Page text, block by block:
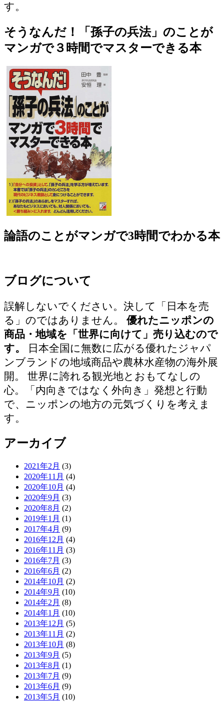
す。
そうなんだ！「孫子の兵法」のことが
マンガで３時間でマスターできる本
論語のことがマンガで3時間でわかる本
ブログについて
誤解しないでください。決して「日本を売
る」のではありません。優れたニッポンの
商品・地域を「世界に向けて」売り込むので
す。
日本全国に無数に広がる優れたジャパ
ンブランドの地域商品や農林水産物の海外展
開。 世界に誇れる観光地とおもてなしの
心。「内向きではなく外向き」発想と行動
で、ニッポンの地方の元気づくりを考えま
す。
アーカイブ
2021年2月 (3)
2020年11月 (4)
2020年10月 (4)
2020年9月 (3)
2020年8月 (2)
2019年1月 (1)
2017年4月 (9)
2016年12月 (4)
2016年11月 (3)
2016年7月 (3)
2016年6月 (2)
2014年10月 (2)
2014年9月 (10)
2014年2月 (8)
2014年1月 (10)
2013年12月 (5)
2013年11月 (2)
2013年10月 (8)
2013年9月 (5)
2013年8月 (1)
2013年7月 (9)
2013年6月 (9)
2013年5月 (10)